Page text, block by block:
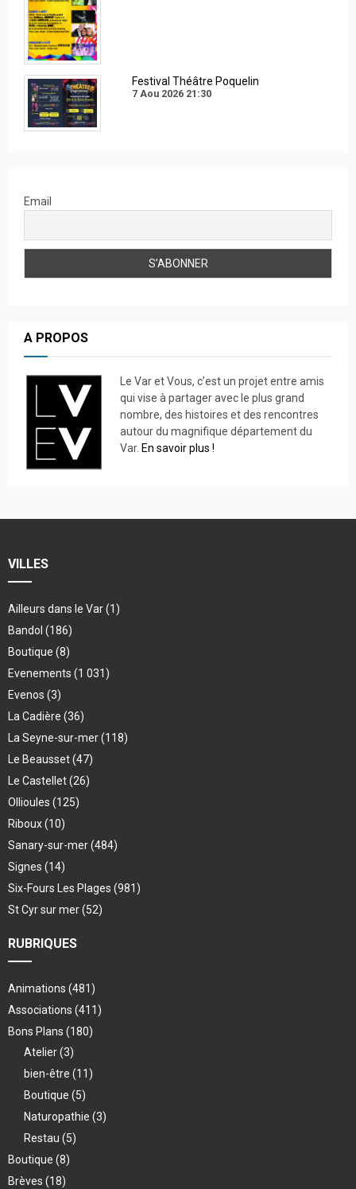
Festival Théâtre Poquelin
7 Aou 2026 21:30
Email
A PROPOS
Le Var et Vous, c’est un projet entre amis
qui vise à partager avec le plus grand
nombre, des histoires et des rencontres
autour du magnifique département du
Var. En savoir plus !
VILLES
Ailleurs dans le Var(1)
Bandol (186)
Boutique (8)
Evenements (1 031)
Evenos (3)
La Cadière (36)
La Seyne-sur-mer(118)
Le Beausset(47)
Le Castellet(26)
Ollioules (125)
Riboux(10)
Sanary-sur-mer(484)
Signes (14)
Six-Fours Les Plages (981)
St Cyr sur mer(52)
RUBRIQUES
Animations (481)
Associations (411)
Bons Plans (180)
Atelier(3)
bien-être (11)
Boutique (5)
Naturopathie (3)
Restau (5)
Boutique (8)
Brèves (18)